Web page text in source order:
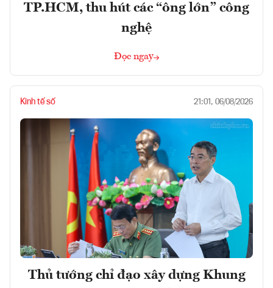
TP.HCM, thu hút các “ông lớn” công
nghệ
Đọc ngay
Kinh tế số 21:01, 06/08/2026
Thủ tướng chỉ đạo xây dựng Khung